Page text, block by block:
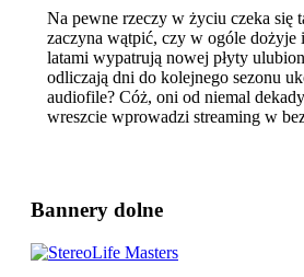
Na pewne rzeczy w życiu czeka się
zaczyna wątpić, czy w ogóle dożyje
latami wypatrują nowej płyty
odliczają dni do kolejnego sezonu
audiofile? Cóż, oni od niemal
wreszcie wprowadzi streaming w
Bannery dolne